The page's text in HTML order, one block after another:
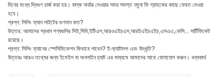
দিনের মধ্যে দ্বিগুণ চার্জ করা হয়। বাল্ক অর্ডার দেওয়ার সময় সমস্ত নমুনা ফি গ্রাহকের কাছে ফেরত দেওয়া
হবে।
প্রশ্ন: সিলিং ফ্যান লাইটের গুণমান কত?
উত্তর: আমাদের প্রধান পণ্যগুলির সিই,সিবি,ইটিএল,আরওএইচএস,আরইএইচএইচ,এসএএ,কেসি... সার্টিফিকেট
রয়েছে।
প্রশ্ন: সিলিং ফ্যানের স্পেসিফিকেশন কিভাবে পাবেন? ই-ক্যাটালগ এবং উদ্ধৃতি?
উত্তরঃ আরও তথ্যের জন্য ইমেইল বা অনলাইন চ্যাট এর মাধ্যমে আমাদের সাথে যোগাযোগ করুন। ধন্যবাদ!